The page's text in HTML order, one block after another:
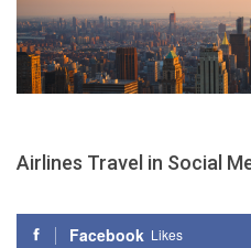
Airlines Travel in Social
Facebook Likes